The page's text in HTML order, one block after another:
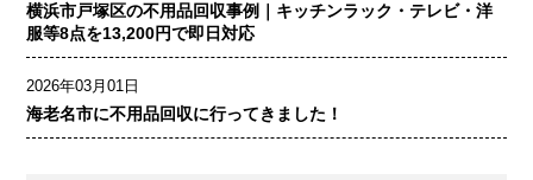
横浜市戸塚区の不用品回収事例｜キッチンラック・テレビ・洋
服等8点を13,200円で即日対応
2026年03月01日
海老名市に不用品回収に行ってきました！